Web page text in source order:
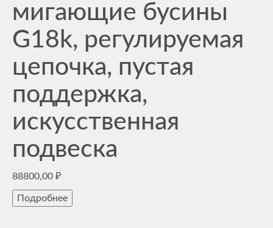
мигающие бусины
G18k, регулируемая
цепочка, пустая
поддержка,
искусственная
подвеска
88800,00 ₽
Подробнее